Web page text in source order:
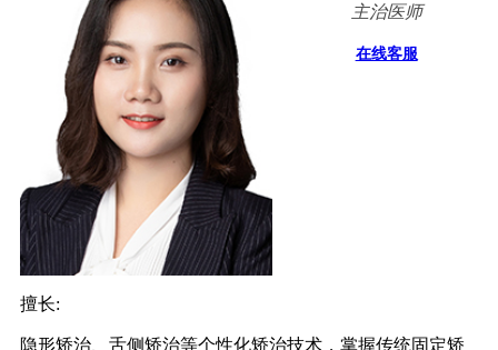
主治医师
在线客服
擅长:
隐形矫治、舌侧矫治等个性化矫治技术，掌握传统固定矫